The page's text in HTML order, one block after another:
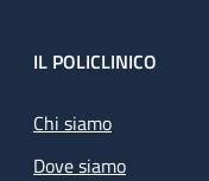
Footer
IL POLICLINICO
Chi siamo
Dove siamo